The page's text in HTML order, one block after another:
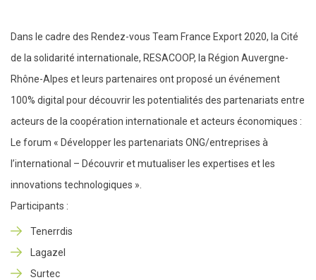
Dans le cadre des Rendez-vous Team France Export 2020, la Cité
de la solidarité internationale, RESACOOP, la Région Auvergne-
Rhône-Alpes et leurs partenaires ont proposé un événement
100% digital pour découvrir les potentialités des partenariats entre
acteurs de la coopération internationale et acteurs économiques :
Le forum « Développer les partenariats ONG/entreprises à
l’international – Découvrir et mutualiser les expertises et les
innovations technologiques ».
Participants :
Tenerrdis
Lagazel
Surtec